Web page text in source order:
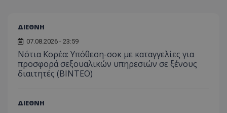
ΔΙΕΘΝΗ
07.08.2026 - 23:59
Νότια Κορέα: Υπόθεση-σοκ με καταγγελίες για
προσφορά σεξουαλικών υπηρεσιών σε ξένους
διαιτητές (BINTEO)
ΔΙΕΘΝΗ